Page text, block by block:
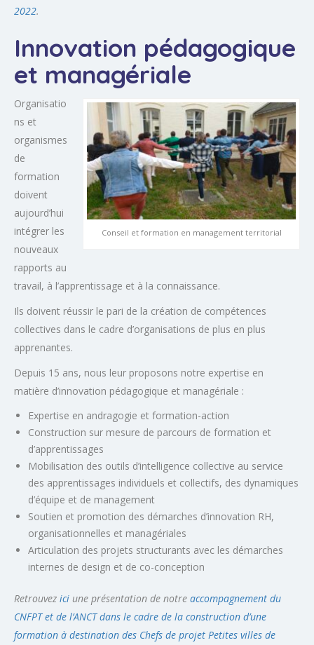
2022.
Innovation pédagogique
et managériale
Conseil et formation en management territorial
Organisatio
ns et
organismes
de
formation
doivent
aujourd’hui
intégrer les
nouveaux
rapports au
travail, à l’apprentissage et à la connaissance.
Ils doivent réussir le pari de la création de compétences
collectives dans le cadre d’organisations de plus en plus
apprenantes.
Depuis 15 ans, nous leur proposons notre expertise en
matière d’innovation pédagogique et managériale :
Expertise en andragogie et formation-action
Construction sur mesure de parcours de formation et
d’apprentissages
Mobilisation des outils d’intelligence collective au service
des apprentissages individuels et collectifs, des dynamiques
d’équipe et de management
Soutien et promotion des démarches d’innovation RH,
organisationnelles et managériales
Articulation des projets structurants avec les démarches
internes de design et de co-conception
Retrouvez ici une présentation de notre accompagnement du
CNFPT et de l’ANCT dans le cadre de la construction d’une
formation à destination des Chefs de projet Petites villes de